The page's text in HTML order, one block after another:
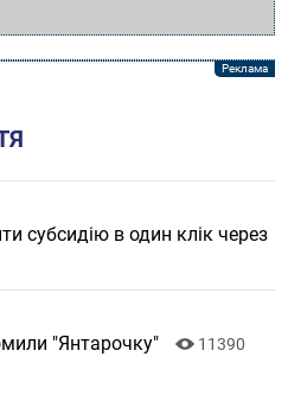
субсидію в один клік через
"Янтарочку"
11390